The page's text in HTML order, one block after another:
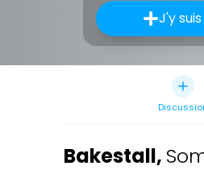
J'y
Bakestall,